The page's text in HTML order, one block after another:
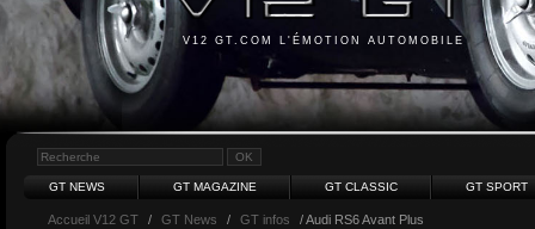
V12 GT.COM L'ÉMOTION AUTOMOBILE
GT NEWS GT MAGAZINE GT CLASSIC GT SPORT
Accueil V12 GT / GT News / GT infos / Audi RS6 Avant Plus